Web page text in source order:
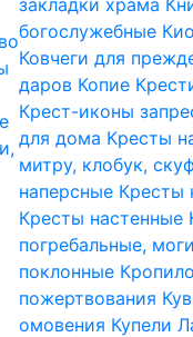
закладки храма
богослужебные
Ковчеги для
даров Копие
Крест-иконы
для дома Кресты
митру, клобук,
наперсные Кресты
Кресты настенные
погребальные,
поклонные Кропило
пожертвования
омовения Купели